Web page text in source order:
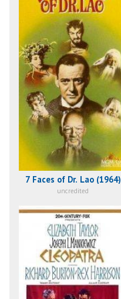
7 Faces of Dr. Lao (1964)
uncredited